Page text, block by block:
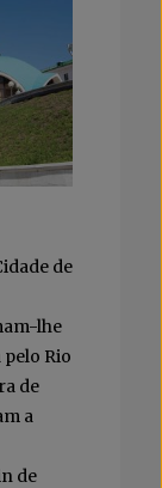
de
lhe
Rio
de
a
de